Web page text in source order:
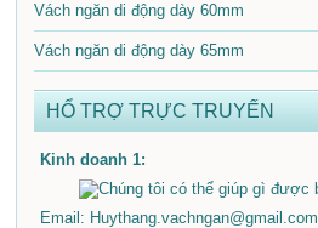
Vách ngăn di động dày 60mm
Vách ngăn di động dày 65mm
HỔ TRỢ TRỰC TRUYẾN
Kinh doanh 1:
Email: Huythang.vachngan@gmail.com